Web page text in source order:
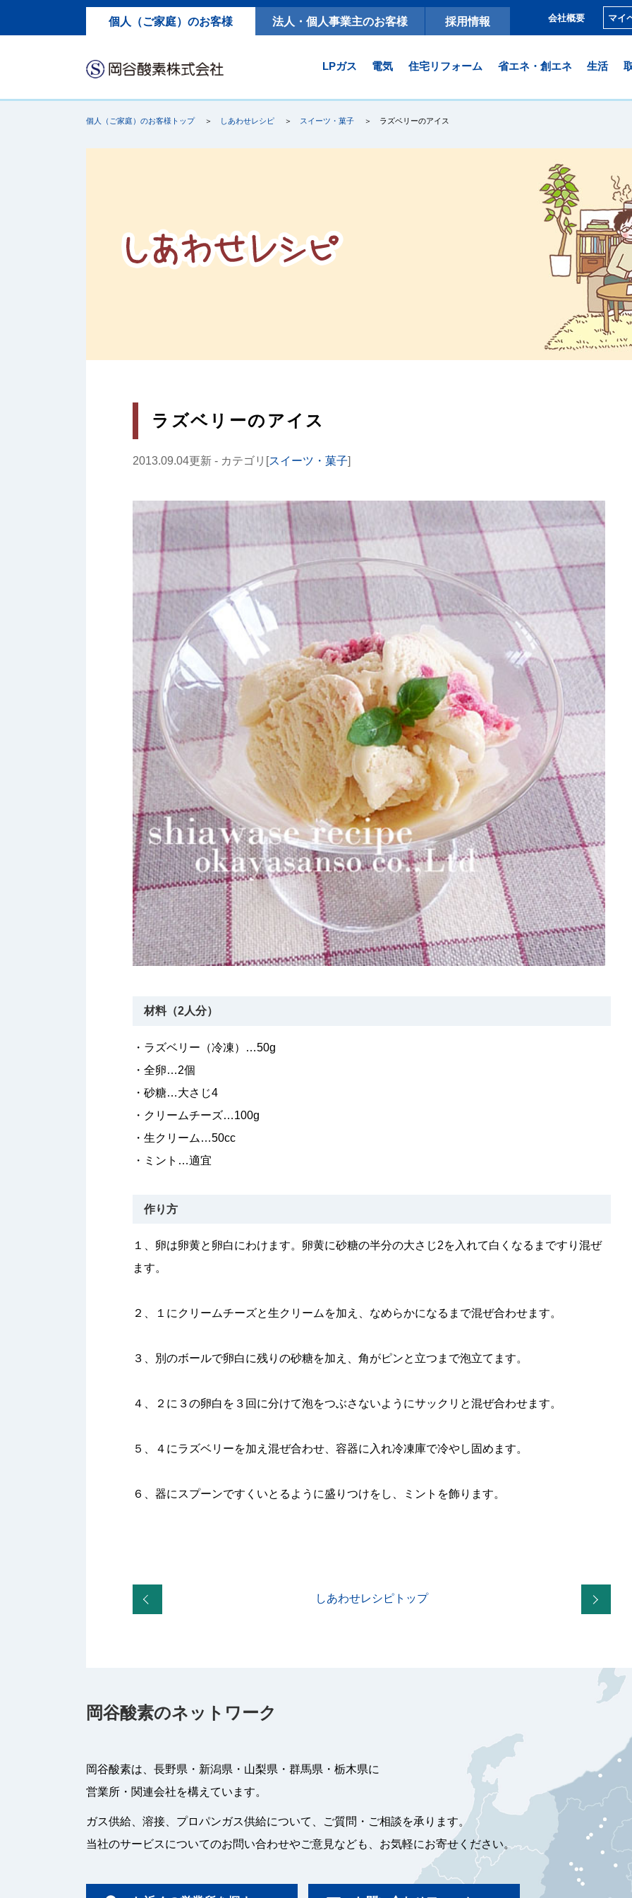
個人（ご家庭）のお客様 法人・個人事業主のお客様 採用情報 会社概要 マイ
LPガス 電気 住宅リフォーム 省エネ・創エネ 生活
個人（ご家庭）のお客様トップ しあわせレシピ スイーツ・菓子 ラズベリーのアイス
ラズベリーのアイス
2013.09.04更新 - カテゴリ[スイーツ・菓子]
材料（2人分）
・ラズベリー（冷凍）…50g
・全卵…2個
・砂糖…大さじ4
・クリームチーズ…100g
・生クリーム…50cc
・ミント…適宜
作り方
１、卵は卵黄と卵白にわけます。卵黄に砂糖の半分の大さじ2を入れて白くなるまですり混ぜ
ます。
２、１にクリームチーズと生クリームを加え、なめらかになるまで混ぜ合わせます。
３、別のボールで卵白に残りの砂糖を加え、角がピンと立つまで泡立てます。
４、２に３の卵白を３回に分けて泡をつぶさないようにサックリと混ぜ合わせます。
５、４にラズベリーを加え混ぜ合わせ、容器に入れ冷凍庫で冷やし固めます。
６、器にスプーンですくいとるように盛りつけをし、ミントを飾ります。
しあわせレシピトップ
岡谷酸素のネットワーク
岡谷酸素は、長野県・新潟県・山梨県・群馬県・栃木県に
営業所・関連会社を構えています。
ガス供給、溶接、プロパンガス供給について、ご質問・ご相談を承ります。
当社のサービスについてのお問い合わせやご意見なども、お気軽にお寄せください。